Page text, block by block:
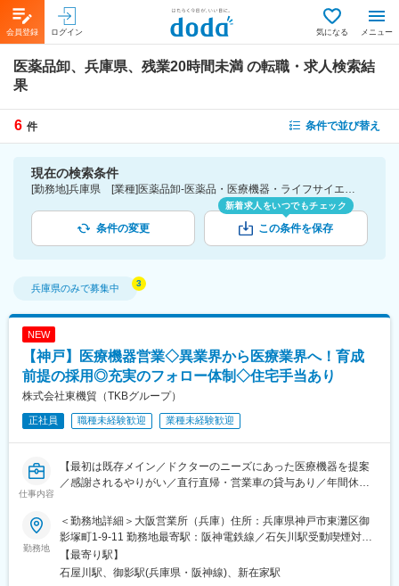
会員登録 ログイン 気になる メニュー
医薬品卸、兵庫県、残業20時間未満 の転職・求人検索結
果
6 件 条件で並び替え
現在の検索条件
[勤務地]兵庫県 [業種]医薬品卸-医薬品・医療機器・ライフサイエンス・医療系サービス [詳細条件](休日・働き方)残業20時間未満
条件の変更
新着求人をいつでもチェック
この条件を保存
兵庫県のみで募集中
NEW
【神戸】医療機器営業◇異業界から医療業界へ！育成
前提の採用◎充実のフォロー体制◇住宅手当あり
株式会社東機貿（TKBグループ）
正社員 職種未経験歓迎 業種未経験歓迎
仕事内容
【最初は既存メイン／ドクターのニーズにあった医療機器を提案
／感謝されるやりがい／直行直帰・営業車の貸与あり／年間休日
■職務詳細：
担当エリア病院へ訪問、ドクターや医療従事者がどんな医療機器
を必要としているかヒアリングします。ニーズを把握したら適切
な製品を提案し、導入して頂きます。提案先は最初は既存がメイ
勤務地
＜勤務地詳細＞大阪営業所（兵庫）住所：兵庫県神戸市東灘区御
影塚町1-9-11 勤務地最寄駅：阪神電鉄線／石矢川駅受動喫煙対
策：屋内全面禁煙変更の範囲：会社の定める事業所
【最寄り駅】
石屋川駅、御影駅(兵庫県・阪神線)、新在家駅